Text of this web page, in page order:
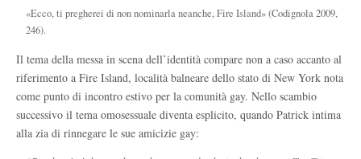
«Ecco, ti pregherei di non nominarla neanche, Fire Island» (Codignola 2009,
246).
Il tema della messa in scena dell’identità compare non a caso accanto al
riferimento a Fire Island, località balneare dello stato di New York nota
come punto di incontro estivo per la comunità gay. Nello scambio
successivo il tema omosessuale diventa esplicito, quando Patrick intima
alla zia di rinnegare le sue amicizie gay: